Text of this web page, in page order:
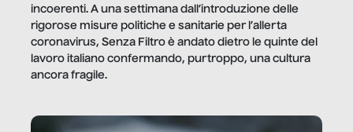
incoerenti. A una settimana dall’introduzione delle
rigorose misure politiche e sanitarie per l’allerta
coronavirus, Senza Filtro è andato dietro le quinte del
lavoro italiano confermando, purtroppo, una cultura
ancora fragile.